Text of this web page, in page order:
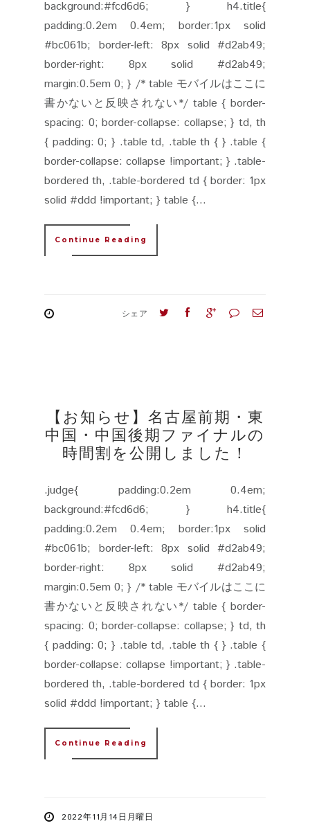
background:#fcd6d6; } h4.title{
padding:0.2em 0.4em; border:1px solid
#bc061b; border-left: 8px solid #d2ab49;
border-right: 8px solid #d2ab49;
margin:0.5em 0; } /* table モバイルはここに
書かないと反映されない*/ table { border-
spacing: 0; border-collapse: collapse; } td, th
{ padding: 0; } .table td, .table th { } .table {
border-collapse: collapse !important; } .table-
bordered th, .table-bordered td { border: 1px
solid #ddd !important; } table {...
Continue Reading
シェア
【お知らせ】名古屋前期・東
中国・中国後期ファイナルの
時間割を公開しました！
.judge{ padding:0.2em 0.4em;
background:#fcd6d6; } h4.title{
padding:0.2em 0.4em; border:1px solid
#bc061b; border-left: 8px solid #d2ab49;
border-right: 8px solid #d2ab49;
margin:0.5em 0; } /* table モバイルはここに
書かないと反映されない*/ table { border-
spacing: 0; border-collapse: collapse; } td, th
{ padding: 0; } .table td, .table th { } .table {
border-collapse: collapse !important; } .table-
bordered th, .table-bordered td { border: 1px
solid #ddd !important; } table {...
Continue Reading
2022年11月14日月曜日